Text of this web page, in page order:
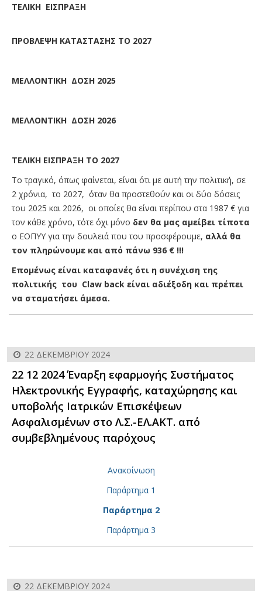
ΤΕΛΙΚΗ ΕΙΣΠΡΑΞΗ
ΠΡΟΒΛΕΨΗ ΚΑΤΑΣΤΑΣΗΣ ΤΟ 2027
ΜΕΛΛΟΝΤΙΚΗ ΔΟΣΗ 2025
ΜΕΛΛΟΝΤΙΚΗ ΔΟΣΗ 2026
ΤΕΛΙΚΗ ΕΙΣΠΡΑΞΗ ΤΟ 2027
Το τραγικό, όπως φαίνεται, είναι ότι με αυτή την πολιτική, σε
2 χρόνια, το 2027, όταν θα προστεθούν και οι δύο δόσεις
του 2025 και 2026, οι οποίες θα είναι περίπου στα 1987 € για
τον κάθε χρόνο, τότε όχι μόνο δεν θα μας αμείβει τίποτα
ο ΕΟΠΥΥ για την δουλειά που του προσφέρουμε, αλλά θα
τον πληρώνουμε και από πάνω 936 € !!!
Επομένως είναι καταφανές ότι η συνέχιση της
πολιτικής του Claw back είναι αδιέξοδη και πρέπει
να σταματήσει άμεσα.
22 ΔΕΚΕΜΒΡΊΟΥ 2024
22 12 2024 Έναρξη εφαρμογής Συστήματος
Ηλεκτρονικής Εγγραφής, καταχώρησης και
υποβολής Ιατρικών Επισκέψεων
Ασφαλισμένων στο Λ.Σ.-ΕΛ.ΑΚΤ. από
συμβεβλημένους παρόχους
Aνακοίνωση
Παράρτημα 1
Παράρτημα 2
Παράρτημα 3
22 ΔΕΚΕΜΒΡΊΟΥ 2024